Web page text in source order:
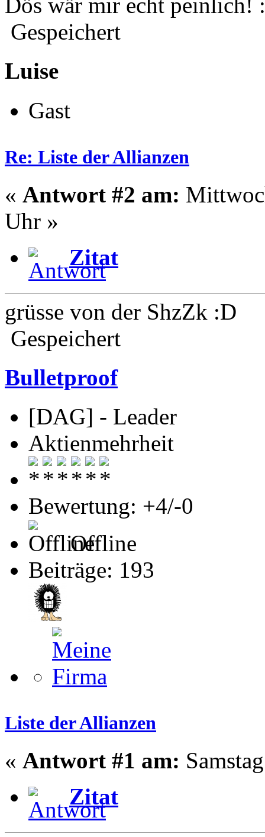
Dös wär mir echt peinlich!
Gespeichert
Luise
Gast
Re: Liste der Allianzen
« Antwort #2 am:
Uhr »
Zitat
grüsse von der ShzZk :D
Gespeichert
Bulletproof
[DAG] - Leader
Aktienmehrheit
Bewertung: +4/-0
Offline
Beiträge: 193
Liste der Allianzen
« Antwort #1 am:
Zitat